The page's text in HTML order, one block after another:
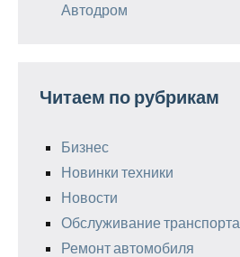
Автодром
Читаем по рубрикам
Бизнес
Новинки техники
Новости
Обслуживание транспорта
Ремонт автомобиля